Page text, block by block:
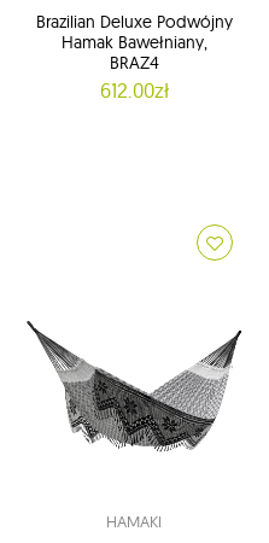
Brazilian Deluxe Podwójny
Hamak Bawełniany,
BRAZ4
612.00zł
HAMAKI